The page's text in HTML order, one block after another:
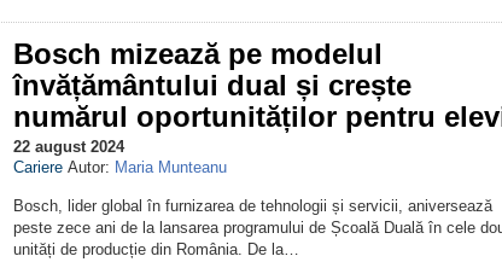
Bosch mizează pe modelul
învățământului dual și crește
numărul oportunităților pentru
22 august 2024
Cariere Autor: Maria Munteanu
Bosch, lider global în furnizarea de tehnologii și servicii, aniversează
peste zece ani de la lansarea programului de Școală Duală în cele
unități de producție din România. De la…